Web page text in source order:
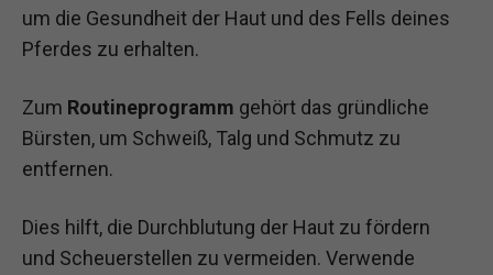
um die Gesundheit der Haut und des Fells deines
Pferdes zu erhalten.
Zum Routineprogramm gehört das gründliche
Bürsten, um Schweiß, Talg und Schmutz zu
entfernen.
Dies hilft, die Durchblutung der Haut zu fördern
und Scheuerstellen zu vermeiden. Verwende